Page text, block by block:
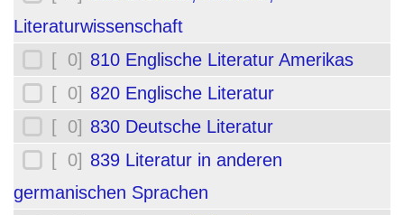
Literaturwissenschaft
[ 0] 810 Englische Literatur Amerikas
[ 0] 820 Englische Literatur
[ 0] 830 Deutsche Literatur
[ 0] 839 Literatur in anderen
germanischen Sprachen